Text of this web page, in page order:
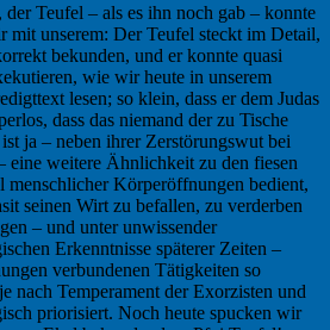
Teufel – als es ihn noch gab – konnte
mit unserem: Der Teufel steckt im Detail,
bekunden, und er konnte quasi
wie wir heute in unserem
lesen; so klein, dass er dem Judas
dass das niemand der zu Tische
ja – neben ihrer Zerstörungswut bei
eine weitere Ähnlichkeit zu den fiesen
menschlicher Körperöffnungen bedient,
seinen Wirt zu befallen, zu verderben
– und unter unwissender
Erkenntnisse späterer Zeiten –
verbundenen Tätigkeiten so
nach Temperament der Exorzisten und
priorisiert. Noch heute spucken wir